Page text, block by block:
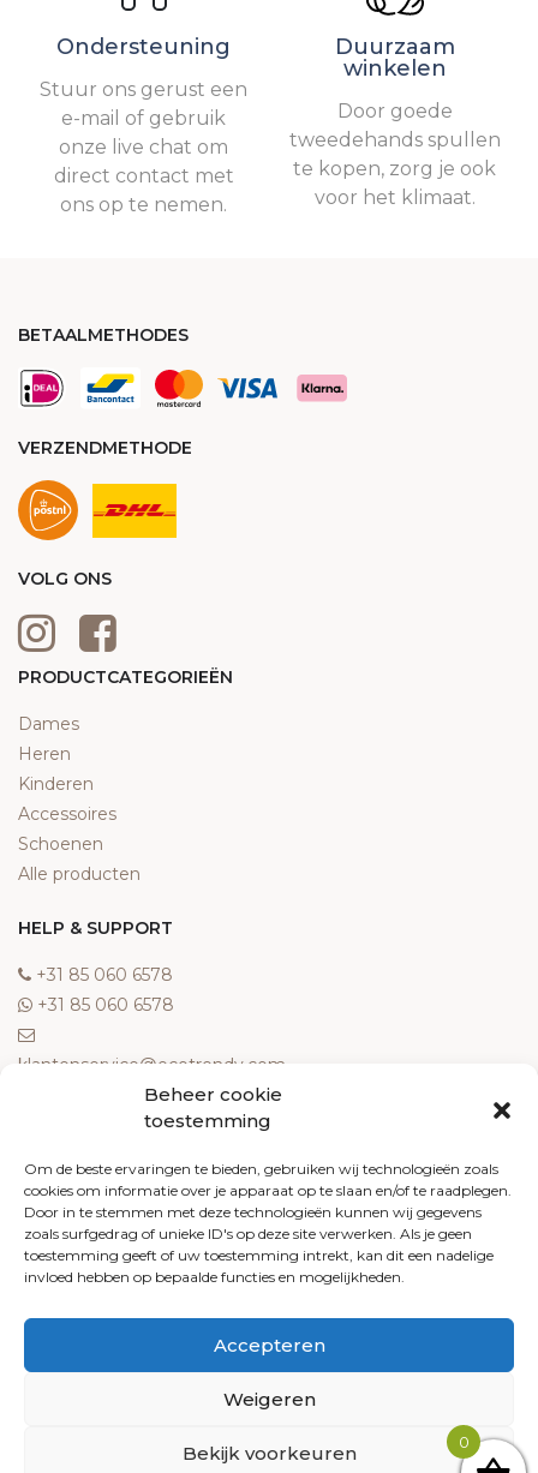
Beheer cookie
toestemming
Om de beste ervaringen te bieden, gebruiken wij technologieën zoals
cookies om informatie over je apparaat op te slaan en/of te raadplegen.
Door in te stemmen met deze technologieën kunnen wij gegevens
zoals surfgedrag of unieke ID's op deze site verwerken. Als je geen
toestemming geeft of uw toestemming intrekt, kan dit een nadelige
invloed hebben op bepaalde functies en mogelijkheden.
Accepteren
Weigeren
Bekijk voorkeuren
Ondersteuning
Stuur ons gerust een
e-mail of gebruik
onze live chat om
direct contact met
ons op te nemen.
Duurzaam
winkelen
Door goede
tweedehands spullen
te kopen, zorg je ook
voor het klimaat.
BETAALMETHODES
VERZENDMETHODE
VOLG ONS
PRODUCTCATEGORIEËN
Dames
Heren
Kinderen
Accessoires
Schoenen
Alle producten
HELP & SUPPORT
‎+31 85 060 6578
‎+31 85 060 6578
klantenservice@ecotrendy.com
Meest gestelde vragen
Contact
Algemene voorwaarden
Retourneren
Klachten
Privacy policy
0